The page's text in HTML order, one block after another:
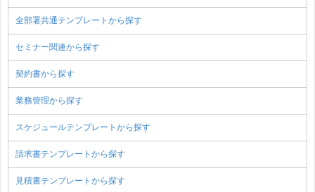
全部署共通テンプレートから探す
セミナー関連から探す
契約書から探す
業務管理から探す
スケジュールテンプレートから探す
請求書テンプレートから探す
見積書テンプレートから探す